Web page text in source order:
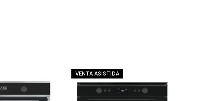
VENTA ASISTIDA